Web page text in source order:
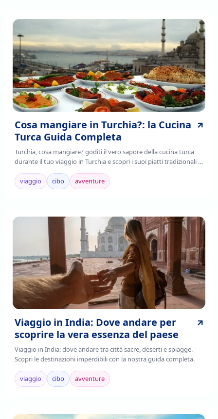
Cosa mangiare in Turchia?: la Cucina
Turca Guida Completa
Turchia, cosa mangiare? goditi il vero sapore della cucina turca
durante il tuo viaggio in Turchia e scopri i suoi piatti tradizionali ,
è il frutto della fusione di tradizioni culinarie regionali,
mediterranee e asiatiche.
viaggio cibo avventure
Viaggio in India: Dove andare per
scoprire la vera essenza del paese
Viaggio in India: dove andare tra città sacre, deserti e spiagge.
Scopri le destinazioni imperdibili con la nostra guida completa.
viaggio cibo avventure